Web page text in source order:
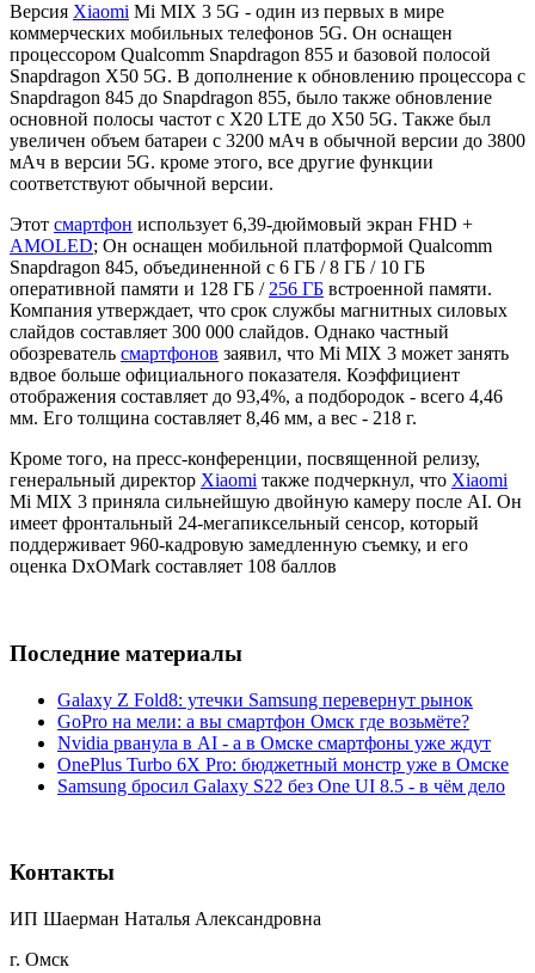
Версия Xiaomi Mi MIX 3 5G - один из первых в мире
коммерческих мобильных телефонов 5G. Он оснащен
процессором Qualcomm Snapdragon 855 и базовой полосой
Snapdragon X50 5G. В дополнение к обновлению процессора с
Snapdragon 845 до Snapdragon 855, было также обновление
основной полосы частот с X20 LTE до X50 5G. Также был
увеличен объем батареи с 3200 мАч в обычной версии до 3800
мАч в версии 5G. кроме этого, все другие функции
соответствуют обычной версии.
Этот смартфон использует 6,39-дюймовый экран FHD +
AMOLED; Он оснащен мобильной платформой Qualcomm
Snapdragon 845, объединенной с 6 ГБ / 8 ГБ / 10 ГБ
оперативной памяти и 128 ГБ / 256 ГБ встроенной памяти.
Компания утверждает, что срок службы магнитных силовых
слайдов составляет 300 000 слайдов. Однако частный
обозреватель смартфонов заявил, что Mi MIX 3 может занять
вдвое больше официального показателя. Коэффициент
отображения составляет до 93,4%, а подбородок - всего 4,46
мм. Его толщина составляет 8,46 мм, а вес - 218 г.
Кроме того, на пресс-конференции, посвященной релизу,
генеральный директор Xiaomi также подчеркнул, что Xiaomi
Mi MIX 3 приняла сильнейшую двойную камеру после AI. Он
имеет фронтальный 24-мегапиксельный сенсор, который
поддерживает 960-кадровую замедленную съемку, и его
оценка DxOMark составляет 108 баллов
Последние материалы
Galaxy Z Fold8: утечки Samsung перевернут рынок
GoPro на мели: а вы смартфон Омск где возьмёте?
Nvidia рванула в AI - а в Омске смартфоны уже ждут
OnePlus Turbo 6X Pro: бюджетный монстр уже в Омске
Samsung бросил Galaxy S22 без One UI 8.5 - в чём дело
Контакты
ИП Шаерман Наталья Александровна
г. Омск